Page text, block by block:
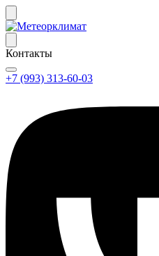
Контакты
+7 (993) 313-60-03